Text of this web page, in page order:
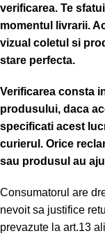
verificarea. Te
momentul livrarii.
vizual coletul si
stare perfecta.
Verificarea consta
produsului, daca
specificati acest
curierul. Orice
sau produsul au
Consumatorul are
nevoit sa justifice
prevazute la art.13